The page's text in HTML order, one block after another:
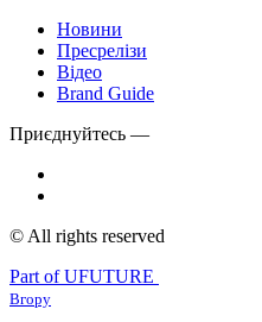
Новини
Пресрелізи
Відео
Brand Guide
Приєднуйтесь —
© All rights reserved
Part of UFUTURE
Вгору